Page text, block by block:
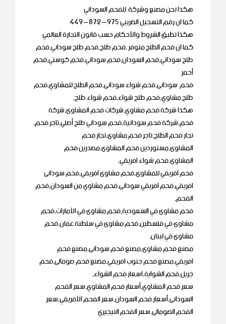
هكذا نحن مصنع وشركة للفحم السوداني
كما ان رقم التسجيل الضريبي 975 – 872 – 449
هكذا تطبق الشروط والأحكام حسب قانون التجارة العالمي
كما ان فحم الطلح متوفر ,فحم طلح,فحم طلح سوداني,فحم
طلح سوداني,فحم السودان,فحم سوداني,فحم كوستي,فحم
أحمر
فحم سودانى,فحم شواء سودانى,فحم الطلح للمشاوي,فحم
طلح مشاوي,فحم طلح شواء,فحم شواء طلح,
هكذا شركة فحم مشاوي,شركات فحم المشاوى,شركة
فحم,شركة فحم سودانية,فحم سوداني طلح أصلي,تاجر فحم,
تجار فحم الطلح,تاجر فحم مشاوى,تجار فحم
المشاوى,مستوردين فحم المشاوى,مصدرين فحم
المشاوى,فحم شواء افريقي,
فحم افريقي للمشاوى,فحم مشاوى افريقي,فحم سودانى
افريقي,فحم افريقي سودانى,فحم مشاوي من السودان,فحم
الفحم,
فحم مشاوى في السعودية,فحم مشاوى في الأمارات,فحم
مشاوى في فلسطين,فحم مشاوى في سلطنة عمان,فحم
مشاوى في لبنان,
مصنع فحم مشاوى,مصنع فحم سودانى,مصنع فحم
افريقي,مصنع فحم جنوب افريقي,مصنع فحم صومالى,فحم
جريل,فحم الشواية,اسعار فحم الشواء,
سعر فحم المشاوي,أسعار فحم المشاوي,سعر الفحم
السودانى,أسعار فحم السودان,سعر الفحم الأفريقي,سعر
الفحم الصومالى,سعر الفحم النيجيري